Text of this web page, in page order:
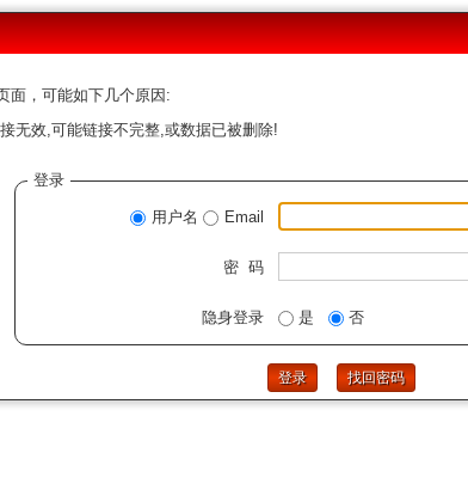
面，可能如下几个原因:
无效,可能链接不完整,或数据已被删除!
登录
用户名 Email
密 码
隐身登录 是 否